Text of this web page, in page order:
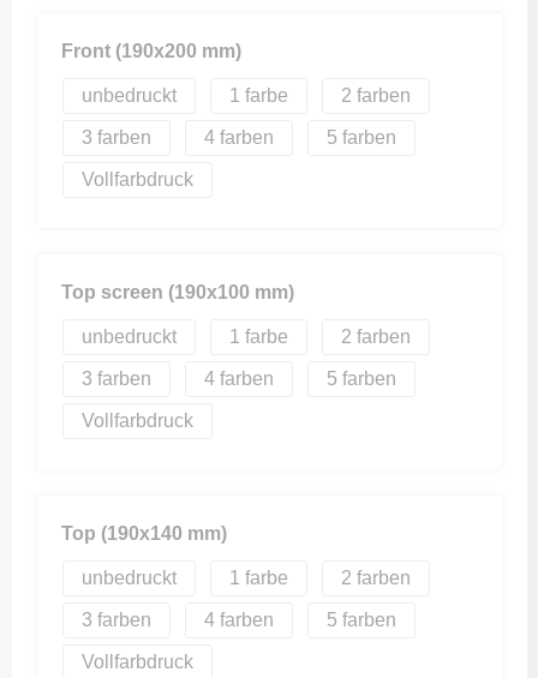
Front (190x200 mm)
unbedruckt 1 2
3 4 5
Vollfarbdruck
Top screen (190x100 mm)
unbedruckt 1 2
3 4 5
Vollfarbdruck
Top (190x140 mm)
unbedruckt 1 2
3 4 5
Vollfarbdruck